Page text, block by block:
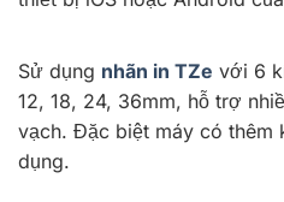
Sử dụng nhãn in TZe với 6
12, 18, 24, 36mm, hỗ trợ
vạch. Đặc biệt máy có
dụng.